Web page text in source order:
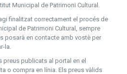
Municipal de Patrimoni Cultural.
finalitzat correctament el procés de
de Patrimoni Cultural, sempre
posarà en contacte amb vostè per
la.
preus publicats al portal en el
o compra en línia. Els preus vàlids